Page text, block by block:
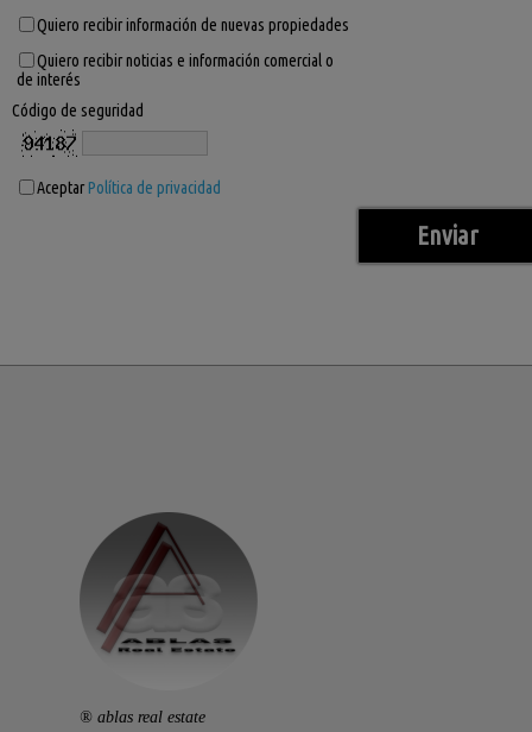
Quiero recibir información de nuevas propiedades
Quiero recibir noticias e información comercial o
de interés
Código de seguridad
AceptarPolítica de privacidad
® ablas real estate